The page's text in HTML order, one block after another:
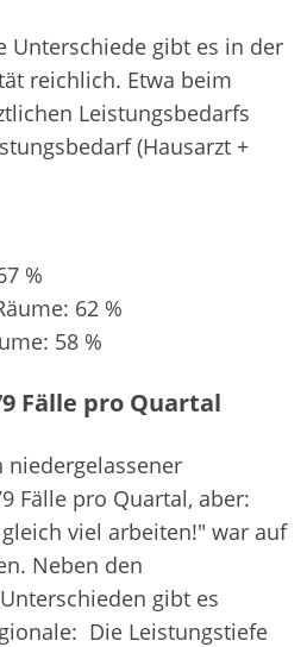
Unterschiede gibt es in der
reichlich. Etwa beim
Leistungsbedarfs
(Hausarzt +
%
62 %
58 %
Fälle pro Quartal
niedergelassener
Fälle pro Quartal, aber:
viel arbeiten!" war auf
Neben den
gibt es
Die Leistungstiefe